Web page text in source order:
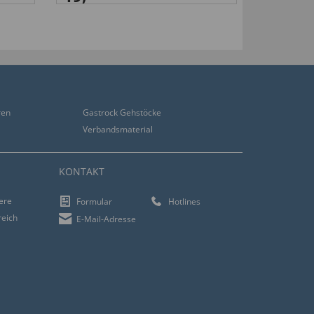
Gastrock Gehstöcke
Verbandsmaterial
KONTAKT
Formular
Hotlines
E-Mail-Adresse